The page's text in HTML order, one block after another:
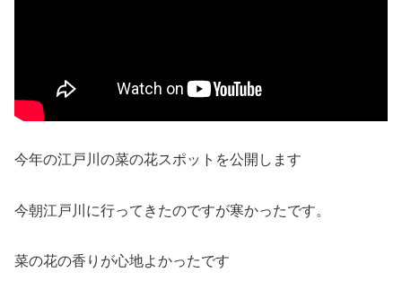
今年の江戸川の菜の花スポットを公開します
今朝江戸川に行ってきたのですが寒かったです。
菜の花の香りが心地よかったです